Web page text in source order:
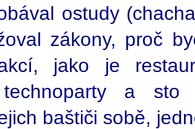
ostudy
zákony, proč
jako je
technoparty a sto
baštiči sobě,